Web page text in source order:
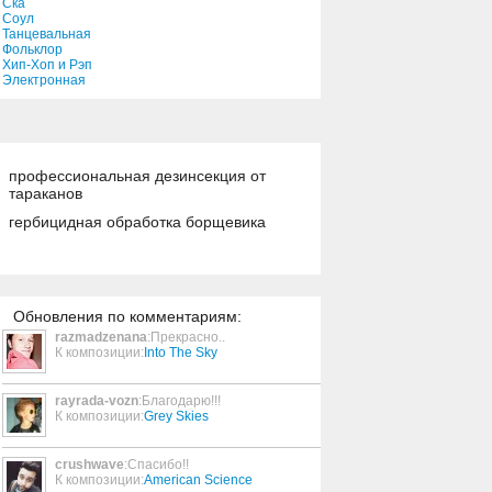
God Is Watching Over You
Remember You (Single)
05:25
I Can't Watch The Movie
03:48
Ска
Соул
Танцевальная
Фольклор
Хип-Хоп и Рэп
Электронная
профессиональная дезинсекция от
тараканов
гербицидная обработка борщевика
Обновления по комментариям:
razmadzenana:Прекрасно..
К композиции: Into The Sky
rayrada-vozn:Благодарю!!!
К композиции:Grey Skies
crushwave:Спасибо!!
К композиции:American Science